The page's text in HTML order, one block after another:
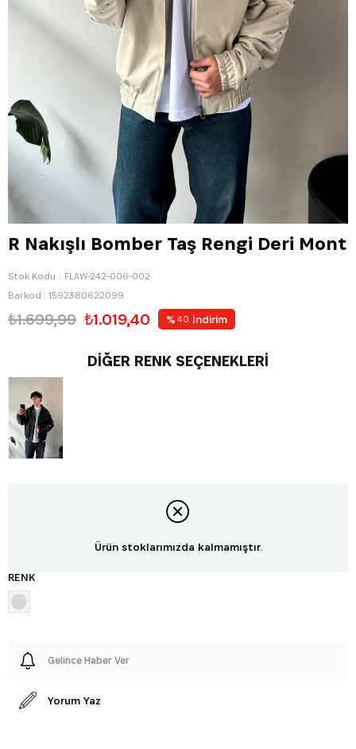
R Nakışlı Bomber Taş Rengi Deri Mont
Stok Kodu
FLAW-242-006-002
Barkod : 1592380622099
₺1.699,99 ₺1.019,40 % 40 İndirim
DIĞER RENK SEÇENEKLERI
Ürün stoklarımızda kalmamıştır.
RENK
Gelince Haber Ver
Yorum Yaz